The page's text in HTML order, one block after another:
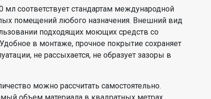
мл соответствует стандартам международной
помещений любого назначения. Внешний вид
подходящих моющих средств со
в монтаже, прочное покрытие сохраняет
не рассыхается, не образует зазоры в
можно рассчитать самостоятельно.